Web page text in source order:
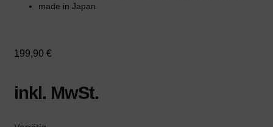
made in Japan
199,90€
inkl. MwSt.